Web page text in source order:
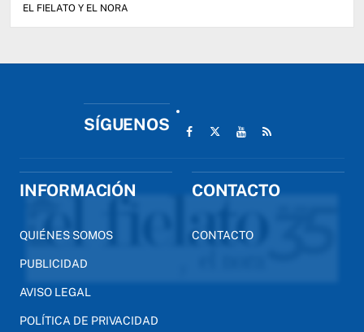
EL FIELATO Y EL NORA
SÍGUENOS
INFORMACIÓN
QUIÉNES SOMOS
PUBLICIDAD
AVISO LEGAL
POLÍTICA DE PRIVACIDAD
CONTACTO
CONTACTO